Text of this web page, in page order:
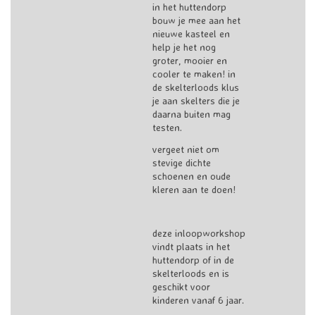
in het huttendorp
bouw je mee aan het
nieuwe kasteel en
help je het nog
groter, mooier en
cooler te maken! in
de skelterloods klus
je aan skelters die je
daarna buiten mag
testen.
vergeet niet om
stevige dichte
schoenen en oude
kleren aan te doen!
deze inloopworkshop
vindt plaats in het
huttendorp of in de
skelterloods en is
geschikt voor
kinderen vanaf 6 jaar.